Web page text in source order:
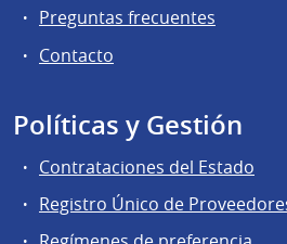
Preguntas frecuentes
Contacto
Políticas y Gestión
Contrataciones del Estado
Registro Único de